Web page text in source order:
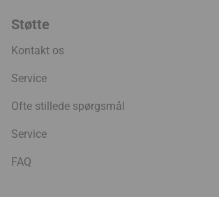
Støtte
Kontakt os
Service
Ofte stillede spørgsmål
Service
FAQ